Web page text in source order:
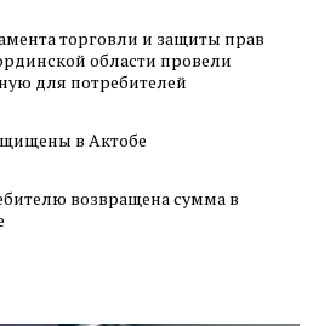
торговли и защиты прав
области провели
для потребителей
в Актобе
возвращена сумма в